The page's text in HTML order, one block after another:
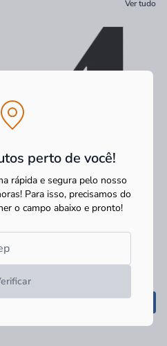
perto de você!
rápida e segura pelo nosso
Para isso, precisamos do
o campo abaixo e pronto!
Ver tudo
Número Acrílico Kami 14,5cm N.4
Preto
R$ 39,90à vista
R$ 39,90 no PIX